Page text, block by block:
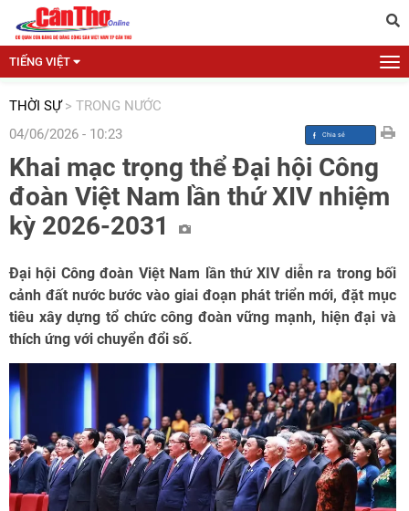
TIẾNG VIỆT
THỜI SỰ > TRONG NƯỚC
04/06/2026 - 10:23
Khai mạc trọng thể Đại hội Công
đoàn Việt Nam lần thứ XIV nhiệm
kỳ 2026-2031
Đại hội Công đoàn Việt Nam lần thứ XIV diễn ra trong bối
cảnh đất nước bước vào giai đoạn phát triển mới, đặt mục
tiêu xây dựng tổ chức công đoàn vững mạnh, hiện đại và
thích ứng với chuyển đổi số.